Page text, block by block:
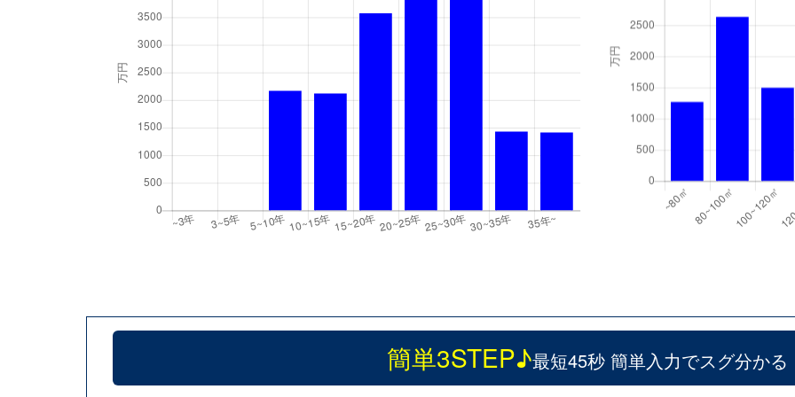
簡単3STEP♪最短45秒 簡単入力でスグ分かる